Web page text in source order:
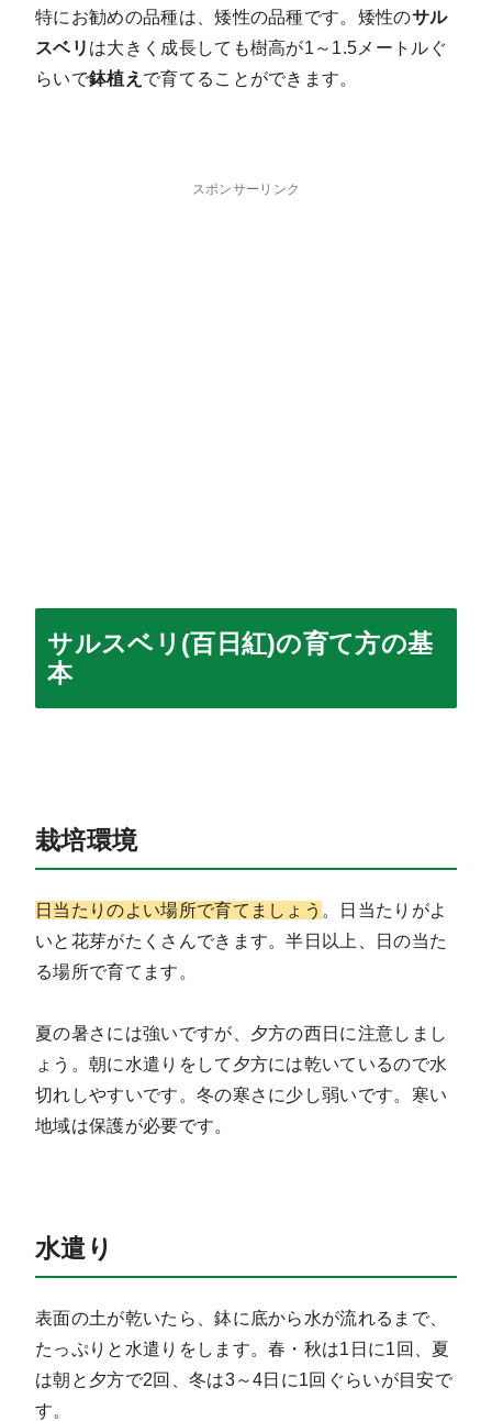
特にお勧めの品種は、矮性の品種です。矮性のサル
スベリ は大きく成長しても樹高が1～1.5メートルぐ
らいで鉢植え で育てることができます。
スポンサーリンク
サルスベリ(百日紅)の育て方の基
本
栽培環境
日当たりのよい場所で育てましょう 。日当たりがよ
いと花芽がたくさんできます。半日以上、日の当た
る場所で育てます。
夏の暑さには強いですが、夕方の西日に注意しまし
ょう。朝に水遣りをして夕方には乾いているので水
切れしやすいです。冬の寒さに少し弱いです。寒い
地域は保護が必要です。
水遣り
表面の土が乾いたら、鉢に底から水が流れるまで、
たっぷりと水遣りをします。春・秋は1日に1回、夏
は朝と夕方で2回、冬は3～4日に1回ぐらいが目安で
す。